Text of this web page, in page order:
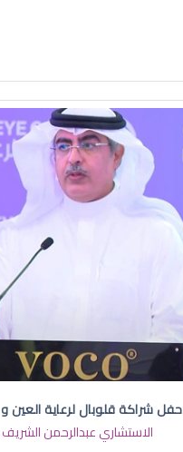
حفل شراكة قلوبال لرعاية العين و SMC
الاستشاري عبدالرحمن الشريف